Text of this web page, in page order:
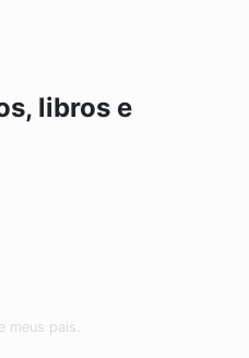
libros e
meus pais.